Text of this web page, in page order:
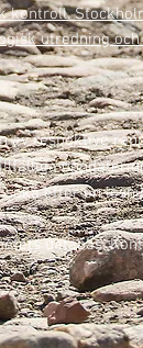
kontroll.
utredning
av respektive
efter en
databas.